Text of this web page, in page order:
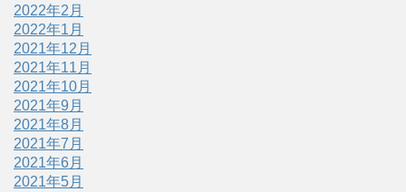
2022年2月
2022年1月
2021年12月
2021年11月
2021年10月
2021年9月
2021年8月
2021年7月
2021年6月
2021年5月